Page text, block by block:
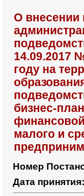
О внесении
14.09.2017
году на
бизнес-
малого и
Номер
Дата